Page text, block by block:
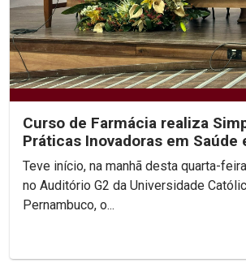
Curso de Farmácia realiza
Práticas Inovadoras em Saúde
de Empreendedorismo...
Teve início, na manhã desta quarta-
no Auditório G2 da Universidade
Pernambuco, o...